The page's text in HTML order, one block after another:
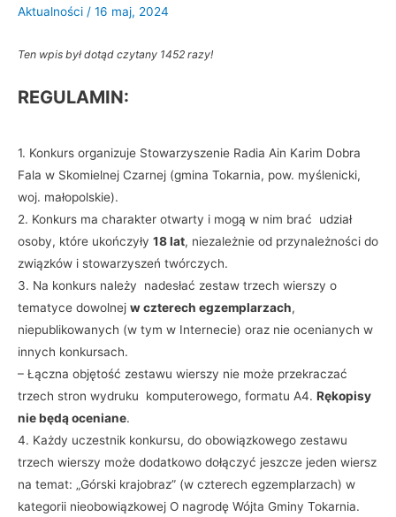
Aktualności / 16 maj, 2024
Ten wpis był dotąd czytany 1452 razy!
REGULAMIN:
1. Konkurs organizuje Stowarzyszenie Radia Ain Karim Dobra
Fala w Skomielnej Czarnej (gmina Tokarnia, pow. myślenicki,
woj. małopolskie).
2. Konkurs ma charakter otwarty i mogą w nim brać udział
osoby, które ukończyły 18 lat, niezależnie od przynależności do
związków i stowarzyszeń twórczych.
3. Na konkurs należy nadesłać zestaw trzech wierszy o
tematyce dowolnej w czterech egzemplarzach,
niepublikowanych (w tym w Internecie) oraz nie ocenianych w
innych konkursach.
– Łączna objętość zestawu wierszy nie może przekraczać
trzech stron wydruku komputerowego, formatu A4. Rękopisy
nie będą oceniane.
4. Każdy uczestnik konkursu, do obowiązkowego zestawu
trzech wierszy może dodatkowo dołączyć jeszcze jeden wiersz
na temat: „Górski krajobraz” (w czterech egzemplarzach) w
kategorii nieobowiązkowej O nagrodę Wójta Gminy Tokarnia.